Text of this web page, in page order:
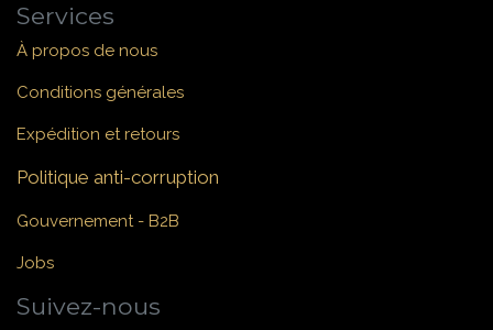
Services
À propos de nous
Conditions générales
Expédition et retours
Politique anti-corruption
Gouvernement - B2B
Jobs
Suivez-nous